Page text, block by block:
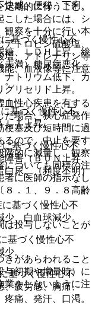
期的に行うこと。
こした場合には、シ
観察を十分に行い本
トロピン硫酸塩、
塩、アドレナリン等
能、血液像等に注意
性心疾患を有する
た場合、狭心症発作
梗塞及び短時間に過
るので、中止を要す
階的に減量し、観察
についても同様の注
者に医師の指示なし
８．１、９．８高齢
投与しないことが
があらわれること
与初期や増量時）に
業をしないように注
感、便秘、下痢、
基づく慢性心不
糖、ＬＤＨ上昇、総
未満）糖尿病悪化、
ナトリウム低下、カ
リセリド上昇。
基づく慢性心不
ＬＴ上昇。
基づく慢性心不
障害（ＢＵＮ上昇、
白尿、（頻度不明）
基づく慢性心不
、白血球減少。
基づく慢性心不
。
基づく慢性心不
、疲労感、胸痛、
痛、発汗、口渇。